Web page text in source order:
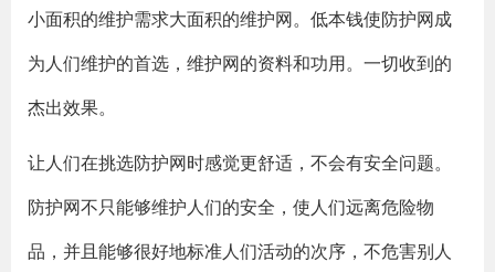
小面积的维护需求大面积的维护网。低本钱使防护网成
为人们维护的首选，维护网的资料和功用。一切收到的
杰出效果。
让人们在挑选防护网时感觉更舒适，不会有安全问题。
防护网不只能够维护人们的安全，使人们远离危险物
品，并且能够很好地标准人们活动的次序，不危害别人